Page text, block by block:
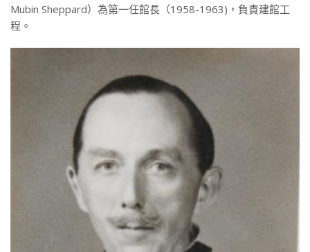
Mubin Sheppard）為第一任館長（1958-1963)，負責建館工
程。